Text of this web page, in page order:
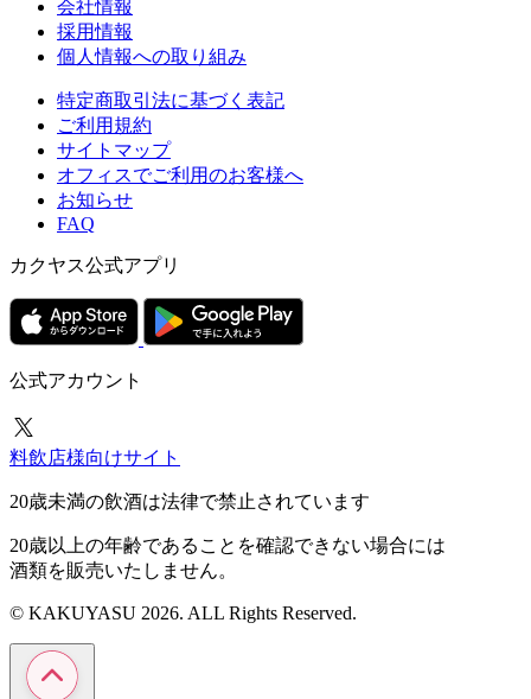
会社情報
採用情報
個人情報への取り組み
特定商取引法に基づく表記
ご利用規約
サイトマップ
オフィスでご利用のお客様へ
お知らせ
FAQ
カクヤス公式アプリ
公式アカウント
料飲店様向けサイト
20歳未満の飲酒は法律で禁止されています
20歳以上の年齢であることを確認できない場合には
酒類を販売いたしません。
© KAKUYASU 2026. ALL Rights Reserved.